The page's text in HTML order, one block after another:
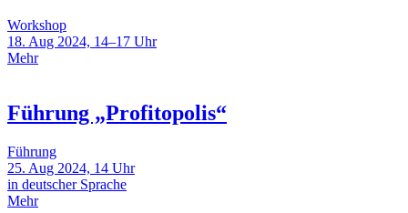
Workshop
18. Aug 2024, 14–17 Uhr
Mehr
Führung „Profitopolis“
Führung
25. Aug 2024, 14 Uhr
in deutscher Sprache
Mehr